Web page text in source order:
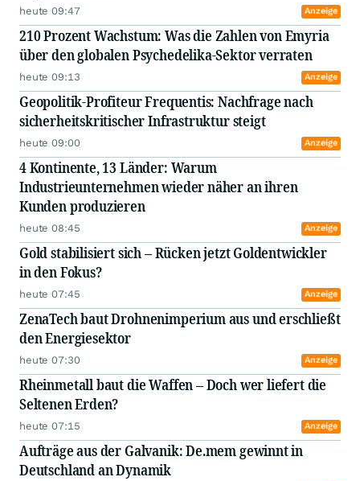
heute 09:47 Anzeige
210 Prozent Wachstum: Was die Zahlen von Emyria
über den globalen Psychedelika-Sektor verraten
heute 09:13 Anzeige
Geopolitik-Profiteur Frequentis: Nachfrage nach
sicherheitskritischer Infrastruktur steigt
heute 09:00 Anzeige
4 Kontinente, 13 Länder: Warum
Industrieunternehmen wieder näher an ihren
Kunden produzieren
heute 08:45 Anzeige
Gold stabilisiert sich – Rücken jetzt Goldentwickler
in den Fokus?
heute 07:45 Anzeige
ZenaTech baut Drohnenimperium aus und erschließt
den Energiesektor
heute 07:30 Anzeige
Rheinmetall baut die Waffen – Doch wer liefert die
Seltenen Erden?
heute 07:15 Anzeige
Aufträge aus der Galvanik: De.mem gewinnt in
Deutschland an Dynamik